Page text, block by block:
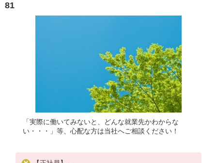
81
「実際に働いてみないと、どんな就業先かわからな
い・・・」等、心配な方は当社へご相談ください！